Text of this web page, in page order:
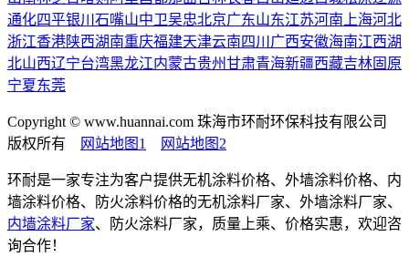
通化四平银川 石嘴山中卫吴忠北京广东山东江苏河南 上海河北
浙江香港陕西湖南重庆福建天津云南四川 广西安徽海南江西湖
北山西辽宁台湾黑龙江内蒙古贵州甘肃青海新疆西藏吉林固原
宁夏东莞
Copyright © www.huannai.com 珠海市环耐环保科技有限公司
版权所有
网站地图1 网站地图2
环耐是一家专注为客户提供无机涂料价格、外墙涂料价格、内
墙涂料价格、防火涂料价格的无机涂料厂家、外墙涂料厂家、
内墙涂料厂家、防火涂料厂家，质量上乘、价格实惠，欢迎咨
询合作！